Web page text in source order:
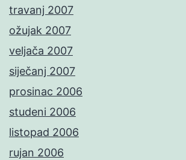
travanj 2007
ožujak 2007
veljača 2007
siječanj 2007
prosinac 2006
studeni 2006
listopad 2006
rujan 2006